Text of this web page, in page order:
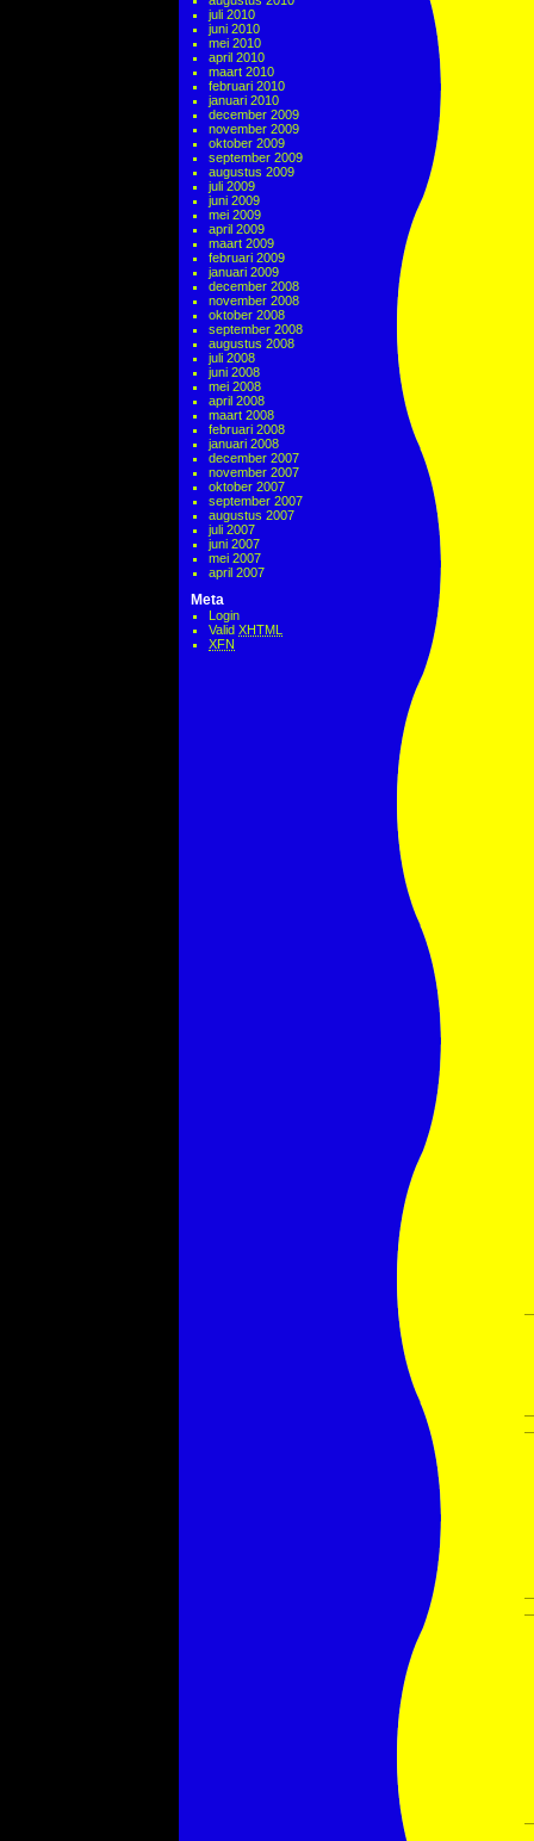
juli 2010
juni 2010
mei 2010
april 2010
maart 2010
februari 2010
januari 2010
december 2009
november 2009
oktober 2009
september 2009
augustus 2009
juli 2009
juni 2009
mei 2009
april 2009
maart 2009
februari 2009
januari 2009
december 2008
november 2008
oktober 2008
september 2008
augustus 2008
juli 2008
juni 2008
mei 2008
april 2008
maart 2008
februari 2008
januari 2008
december 2007
november 2007
oktober 2007
september 2007
augustus 2007
juli 2007
juni 2007
mei 2007
april 2007
Meta
Login
Valid XHTML
XFN